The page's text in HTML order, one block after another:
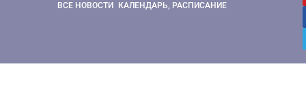
ВСЕ НОВОСТИ КАЛЕНДАРЬ, РАСПИСАНИЕ